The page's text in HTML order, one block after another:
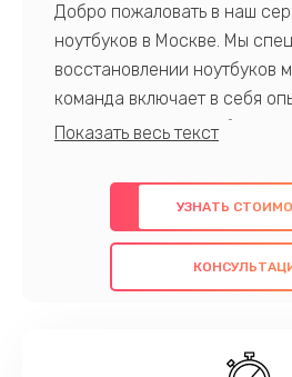
Добро пожаловать в наш
ноутбуков в Москве. Мы
восстановлении ноутбуков
команда включает в себя
профессионалов с
предлагаем быстрый и
использованием
также гарантируем
проведенных работ. Наша
наилучшим образом. Не
УЗНАТЬ